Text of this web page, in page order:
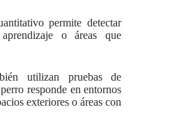
permite detectar
o áreas que
utilizan pruebas de
responde en entornos
exteriores o áreas con